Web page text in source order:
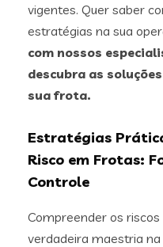
vigentes. Quer saber
estratégias na sua
com nossos
descubra as
sua frota.
Estratégias
Risco em Frotas:
Controle
Compreender os
verdadeira maestria na